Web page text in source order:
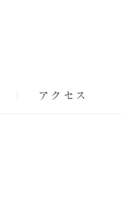
アクセス